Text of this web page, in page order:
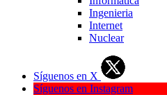
Ingenieria
Internet
Nuclear
Síguenos en X
Síguenos en Instagram